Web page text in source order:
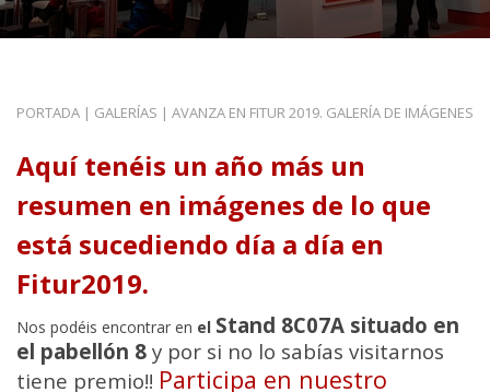
PORTADA | GALERÍAS | AVANZA EN FITUR 2019. GALERÍA DE IMÁGENES
Aquí tenéis un año más un
resumen en imágenes de lo que
está sucediendo día a día en
Fitur2019.
Nos podéis encontrar en el Stand 8C07A situado en
el pabellón 8 y por si no lo sabías visitarnos
tiene premio!! Participa en nuestro